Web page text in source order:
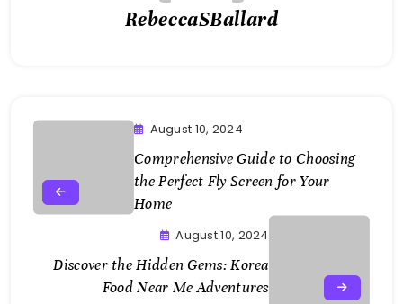
RebeccaSBallard
August 10, 2024
Comprehensive Guide to Choosing
the Perfect Fly Screen for Your
Home
August 10, 2024
Discover the Hidden Gems:Korea
Food Near MeAdventures